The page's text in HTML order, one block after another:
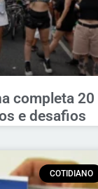
completa 20
e desafios
COTIDIANO